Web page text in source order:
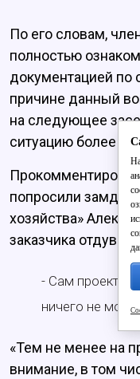
По его словам,
полностью
документацией по
причине данный
на следующее
ситуацию более
попросили
хозяйства»
заказчика
- Сам проект я
ничего не
«Тем не менее на
внимание, в том